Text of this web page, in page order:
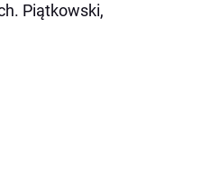
Piątkowski,